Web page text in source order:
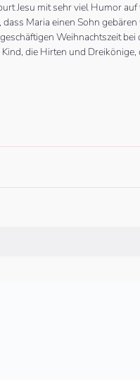
Jesu mit sehr viel Humor
Maria einen Sohn
Weihnachtszeit
die Hirten und